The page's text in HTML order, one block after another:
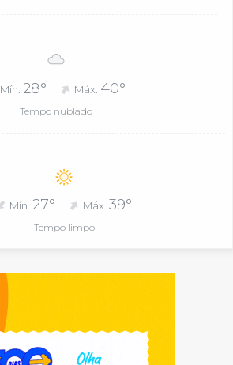
Mín. 28° Máx. 40°
Tempo nublado
Mín. 27° Máx.39°
Tempo limpo